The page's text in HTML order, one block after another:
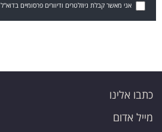
אני מאשר קבלת ניוזלטרים ודיוורים פרסומיים בדוא"ל
כתבו אלינו
מייל אדום